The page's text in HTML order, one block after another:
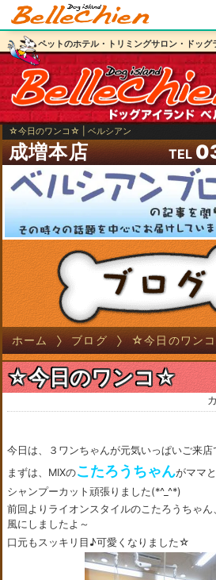
ペットのホテル・トリミングサロン
☆今日のワンコ☆ | ベルシアン
成増本店 TEL
ホーム ブログ ☆今日のワン
☆今日のワンコ☆
今日は、３ワンちゃんが元気いっぱいご来
まずは、MIXのこたろうちゃんがママ
シャンプーカット頑張りました(*^_^*)
前回よりライオンスタイルのこたろうちゃ
風にしましたよ～
口元もスッキリ目♪可愛くなりました☆